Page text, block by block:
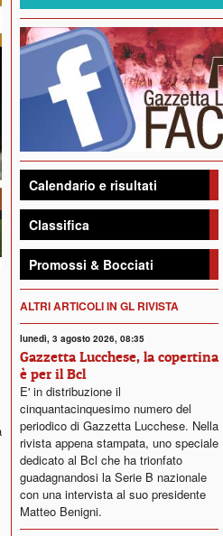
Calendario e risultati
Classifica
Promossi & Bocciati
ALTRI ARTICOLI IN GL RIVISTA
lunedì, 3 agosto 2026, 08:35
Gazzetta Lucchese, la copertina
è per il Bcl
E' in distribuzione il
cinquantacinquesimo numero del
periodico di Gazzetta Lucchese. Nella
rivista appena stampata, uno speciale
dedicato al Bcl che ha trionfato
guadagnandosi la Serie B nazionale
con una intervista al suo presidente
Matteo Benigni.